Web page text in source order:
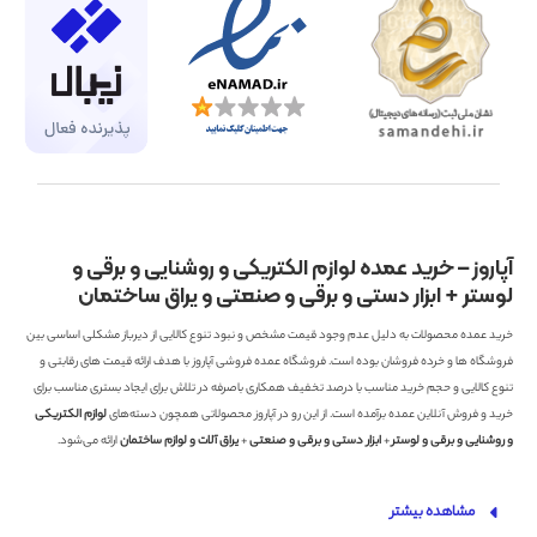
آپاروز – خرید عمده لوازم الکتریکی و روشنایی و برقی و
لوستر + ابزار دستی و برقی و صنعتی و یراق ساختمان
خرید عمده محصولات به دلیل عدم وجود قیمت مشخص و نبود تنوع کالایی از دیرباز مشکلی اساسی بین
فروشگاه ها و خرده فروشان بوده است. فروشگاه عمده فروشی آپاروز با هدف ارائه قیمت های رقابتی و
تنوع کالایی و حجم خرید مناسب با درصد تخفیف همکاری باصرفه در تلاش برای ایجاد بستری مناسب برای
خرید و فروش آنلاین عمده برآمده است. از این رو در آپاروز محصولاتی همچون دسته‌هایلوازم الکتریکی
و روشنایی و برقی و لوستر+ابزار دستی و برقی و صنعتی+یراق آلات و لوازم ساختمانارائه می‌شود.
مشاهده بیشتر